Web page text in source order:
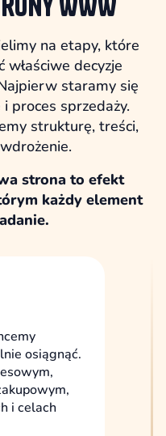
na etapy, które
decyzje
staramy się
proces sprzedaży.
strukturę, treści,
strona to efekt
każdy element
osiągnąć.
i celach